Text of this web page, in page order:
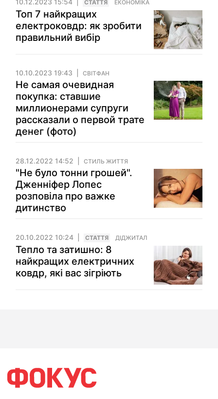
10.12.2023 15:54 СТАТТЯ ЕКОНОМІКА
Топ 7 найкращих
електроковдр: як зробити
правильний вибір
10.10.2023 19:43 СВІТФАН
Не самая очевидная
покупка: ставшие
миллионерами супруги
рассказали о первой трате
денег (фото)
28.12.2022 14:52 СТИЛЬ ЖИТТЯ
"Не було тонни грошей".
Дженніфер Лопес
розповіла про важке
дитинство
20.10.2022 10:24 СТАТТЯ ДІДЖИТАЛ
Тепло та затишно: 8
найкращих електричних
ковдр, які вас зігріють